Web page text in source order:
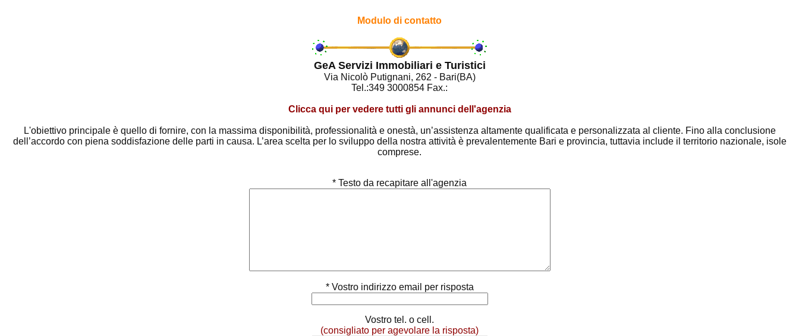
Modulo di contatto
GeA Servizi Immobiliari e Turistici
Via Nicolò Putignani, 262 - Bari(BA)
Tel.:349 3000854 Fax.:
Clicca qui per vedere tutti gli annunci dell'agenzia
L'obiettivo principale è quello di fornire, con la massima disponibilità, professionalità e onestà, un’assistenza altamente qualificata e personalizzata al cliente. Fino alla conclusione
dell’accordo con piena soddisfazione delle parti in causa. L’area scelta per lo sviluppo della nostra attività è prevalentemente Bari e provincia, tuttavia include il territorio nazionale, isole
comprese.
* Testo da recapitare all'agenzia
* Vostro indirizzo email per risposta
Vostro tel. o cell.
(consigliato per agevolare la risposta)